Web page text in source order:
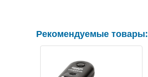
Рекомендуемые товары: